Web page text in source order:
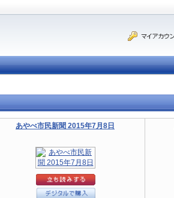
あやべ市民新聞 2015年7月8日